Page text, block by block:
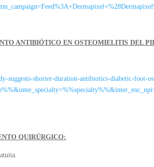
ANTIBIÓTICO EN OSTEOMIELITIS DEL
suggests-shorter-duration-antibiotics-diabetic-foot-
QUIRÚRGICO: